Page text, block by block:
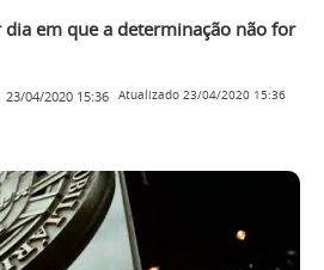
em que a determinação não for
23/04/2020 15:36 Atualizado 23/04/2020 15:36